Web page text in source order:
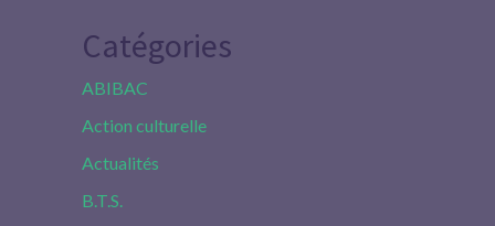
Catégories
ABIBAC
Action culturelle
Actualités
B.T.S.